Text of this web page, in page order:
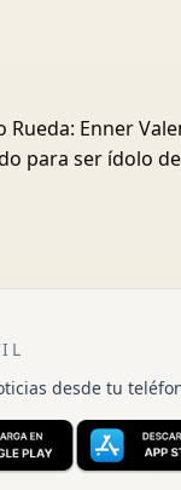
Rueda: Enner
para ser ídolo
desde tu